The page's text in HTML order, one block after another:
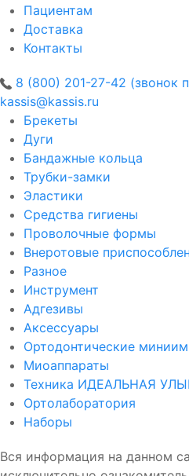
Пациентам
Доставка
Контакты
8 (800) 201-27-42 (звонок
kassis@kassis.ru
Брекеты
Дуги
Бандажные кольца
Трубки-замки
Эластики
Средства гигиены
Проволочные формы
Внеротовые
Разное
Инструмент
Адгезивы
Аксессуары
Ортодонтические
Миоаппараты
Техника ИДЕАЛЬНАЯ
Ортолаборатория
Наборы
Вся информация на данном